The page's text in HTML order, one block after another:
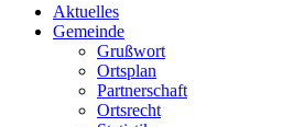
Aktuelles
Gemeinde
Grußwort
Ortsplan
Partnerschaft
Ortsrecht